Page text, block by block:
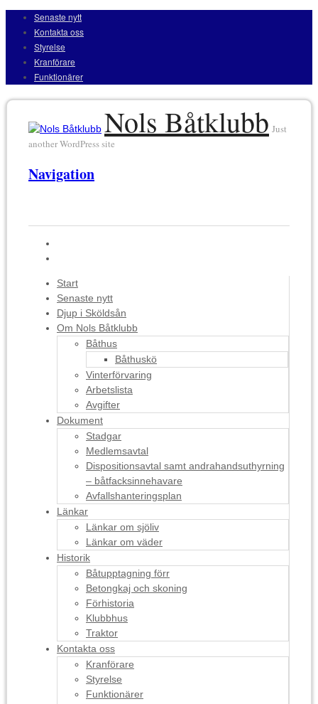
Senaste nytt
Kontakta oss
Styrelse
Kranförare
Funktionärer
Nols Båtklubb Just
another WordPress site
Navigation
Start
Senaste nytt
Djup i Sköldsån
Om Nols Båtklubb
Båthus
Båthuskö
Vinterförvaring
Arbetslista
Avgifter
Dokument
Stadgar
Medlemsavtal
Dispositionsavtal samt andrahandsuthyrning
– båtfacksinnehavare
Avfallshanteringsplan
Länkar
Länkar om sjöliv
Länkar om väder
Historik
Båtupptagning förr
Betongkaj och skoning
Förhistoria
Klubbhus
Traktor
Kontakta oss
Kranförare
Styrelse
Funktionärer